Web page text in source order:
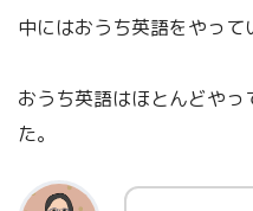
中にはおうち英語をやって
おうち英語はほとんどや
た。